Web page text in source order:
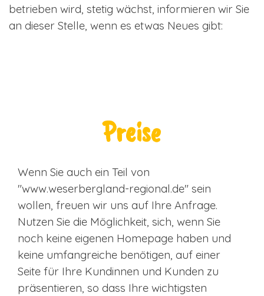
betrieben wird, stetig wächst, informieren wir Sie
an dieser Stelle, wenn es etwas Neues gibt:
Preise
Wenn Sie auch ein Teil von
"www.weserbergland-regional.de" sein
wollen, freuen wir uns auf Ihre Anfrage.
Nutzen Sie die Möglichkeit, sich, wenn Sie
noch keine eigenen Homepage haben und
keine umfangreiche benötigen, auf einer
Seite für Ihre Kundinnen und Kunden zu
präsentieren, so dass Ihre wichtigsten